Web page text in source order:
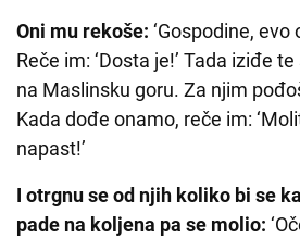
Oni mu rekoše: ‘Gospodine, evo
Reče im: ‘Dosta je!’ Tada iziđe
na Maslinsku goru. Za njim
Kada dođe onamo, reče im:
napast!’
I otrgnu se od njih koliko bi se
pade na koljena pa se molio: